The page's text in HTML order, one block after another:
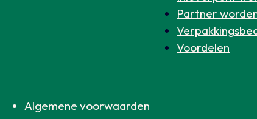
Partner
Voordelen
Algemene voorwaarden